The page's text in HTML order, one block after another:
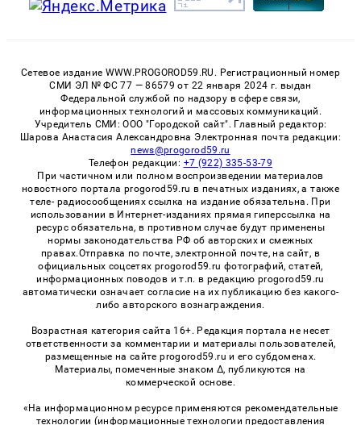
Сетевое издание WWW.PROGOROD59.RU. Регистрационный номер
СМИ ЭЛ № ФС 77 — 86579 от 22 января 2024 г. выдан
Федеральной службой по надзору в сфере связи,
информационных технологий и массовых коммуникаций.
Учредитель СМИ: ООО "Городской сайт". Главный редактор:
Шарова Анастасия Александровна Электронная почта редакции:
news@progorod59.ru
Телефон редакции: +7 (922) 335-53-79
При частичном или полном воспроизведении материалов
новостного портала progorod59.ru в печатных изданиях, а также
теле- радиосообщениях ссылка на издание обязательна. При
использовании в Интернет-изданиях прямая гиперссылка на
ресурс обязательна, в противном случае будут применены
нормы законодательства РФ об авторских и смежных
правах.Отправка по почте, электронной почте, на сайт, в
официальных соцсетях progorod59.ru фотографий, статей,
информационных поводов и т.п. в редакцию progorod59.ru
автоматически означает согласие на их публикацию без какого-
либо авторского вознаграждения.
Возрастная категория сайта 16+. Редакция портала не несет
ответственности за комментарии и материалы пользователей,
размещенные на сайте progorod59.ru и его субдоменах.
Материалы, помеченные знаком Δ, публикуются на
коммерческой основе.
«На информационном ресурсе применяются рекомендательные
технологии (информационные технологии предоставления